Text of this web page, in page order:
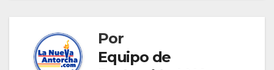
Por
Equipo de